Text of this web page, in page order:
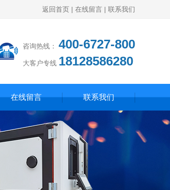
返回首页 | 在线留言 | 联系我们
咨询热线： 400-6727-800
大客户专线 18128586280
在线留言 联系我们